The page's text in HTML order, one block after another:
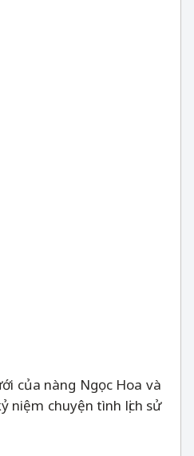
của nàng Ngọc Hoa và
niệm chuyện tình lịch sử